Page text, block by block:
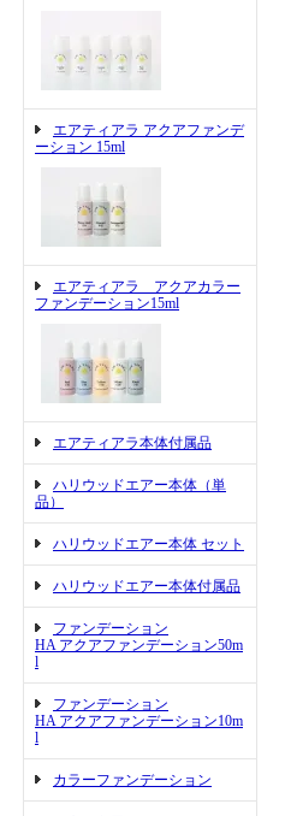
エアティアラ アクアファンデ
ーション 15ml
エアティアラ アクアカラー
ファンデーション15ml
エアティアラ本体付属品
ハリウッドエアー本体（単
品）
ハリウッドエアー本体 セット
ハリウッドエアー本体付属品
ファンデーション
HA アクアファンデーション50m
l
ファンデーション
HA アクアファンデーション10m
l
カラーファンデーション